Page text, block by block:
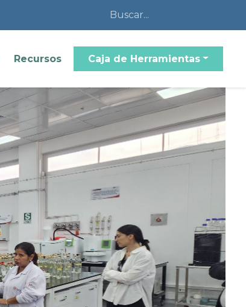
Recursos Caja de Herramientas